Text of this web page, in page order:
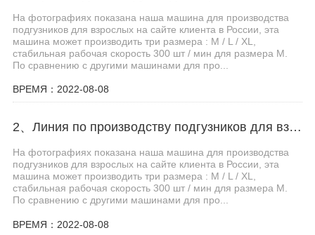
На фотографиях показана наша машина для производства
подгузников для взрослых на сайте клиента в России, эта
машина может производить три размера : M / L / XL,
стабильная рабочая скорость 300 шт / мин для размера M.
По сравнению с другими машинами для про...
ВРЕМЯ：2022-08-08
2、Линия по производству подгузников для взрослых Haina помогает клиентам из Центральной Азии увеличить производственные мощности
На фотографиях показана наша машина для производства
подгузников для взрослых на сайте клиента в России, эта
машина может производить три размера : M / L / XL,
стабильная рабочая скорость 300 шт / мин для размера M.
По сравнению с другими машинами для про...
ВРЕМЯ：2022-08-08